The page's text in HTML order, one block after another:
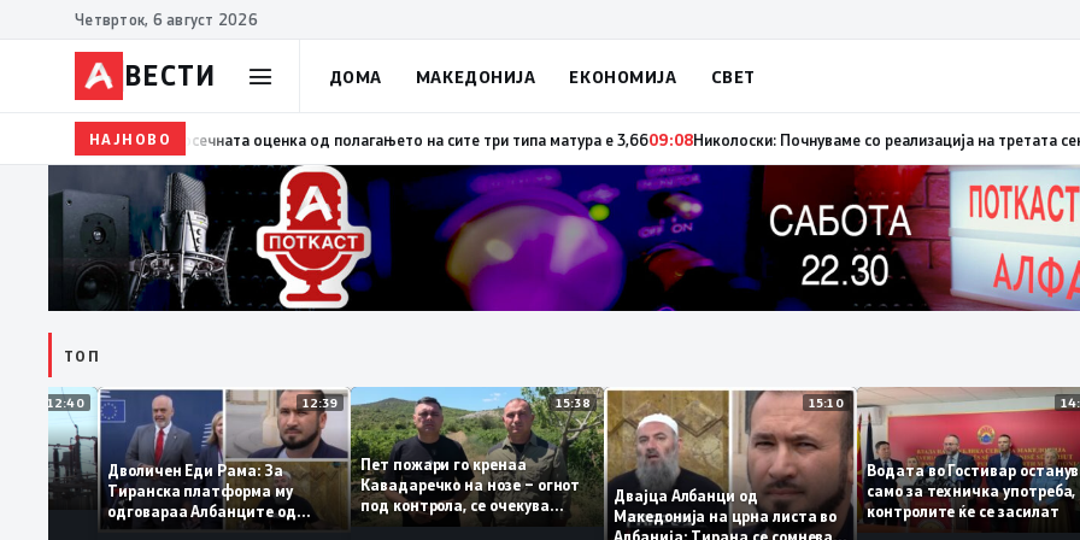
Четврток, 6 август 2026
ВЕСТИ ДОМА МАКЕДОНИЈА ЕКОНОМИЈА СВЕТ
НАЈНОВО09:34Размена на искуства со Словачка за успешно спроведување на реформите09:33Просечната оценка од полагањето на
ТОП
12:40
во
12:39
Дволичен Еди Рама: За
Тиранска платформа му
одговараа Албанците од
Македонија, сега кога му гори
15:38
Пет пожари го кренаа
Кавадаречко на нозе – огнот
под контрола, се очекува
целосно гаснење
15:10
Двајца Албанци од
Македонија на црна листа во
Албанија: Тирана се сомнева
Водата во Гостивар
само за техничка
контролите ќе се